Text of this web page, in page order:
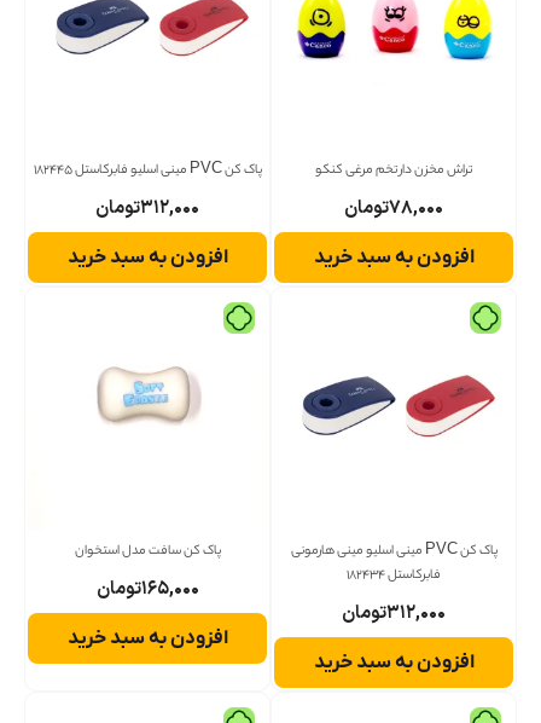
تراش مخزن دار تخم مرغی کنکو
۷۸,۰۰۰تومان
افزودن به سبد خرید
پاک کن PVC مینی اسلیو فابرکاستل 182445
۳۱۲,۰۰۰تومان
افزودن به سبد خرید
پاک کن PVC مینی اسلیو مینی هارمونی
فابرکاستل 182434
۳۱۲,۰۰۰تومان
افزودن به سبد خرید
پاک کن سافت مدل استخوان
۱۶۵,۰۰۰تومان
افزودن به سبد خرید